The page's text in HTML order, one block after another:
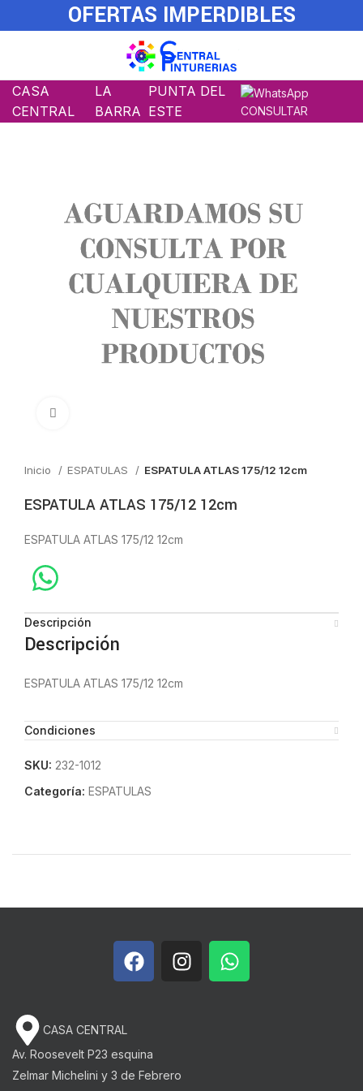
OFERTAS IMPERDIBLES
CASA
CENTRAL
LA
BARRA
PUNTA DEL
ESTE
CONSULTAR
Inicio ESPATULAS ESPATULA ATLAS 175/12 12cm
ESPATULA ATLAS 175/12 12cm
ESPATULA ATLAS 175/12 12cm
Descripción
Descripción
ESPATULA ATLAS 175/12 12cm
Condiciones
SKU: 232-1012
Categoría: ESPATULAS
CASA CENTRAL
Av. Roosevelt P23 esquina
Zelmar Michelini y 3 de Febrero​